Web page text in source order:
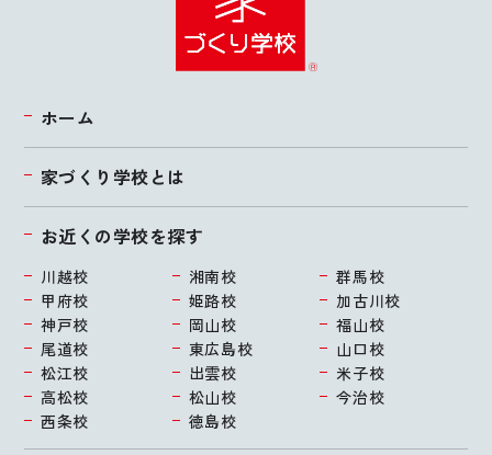
ホーム
家づくり学校とは
お近くの学校を探す
川越校 湘南校
群馬校
甲府校
姫路校
加古川校
神戸校
岡山校
福山校
尾道校
東広島校
山口校
松江校
出雲校
米子校
高松校
松山校
今治校
西条校
徳島校